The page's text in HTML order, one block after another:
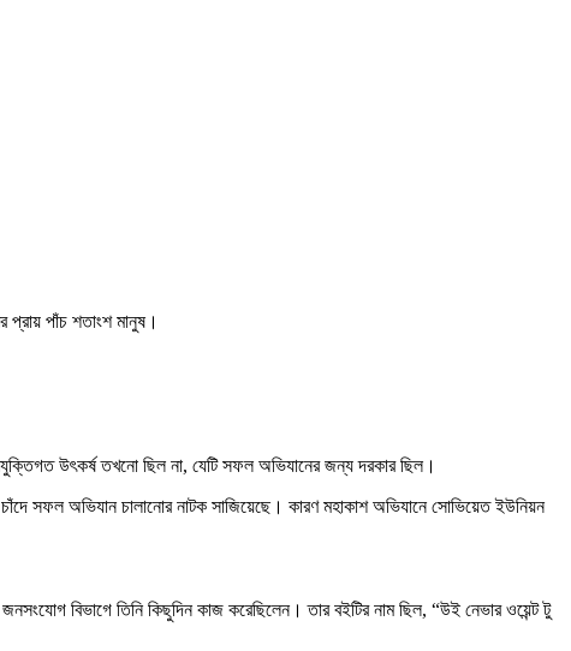
প্রায় পাঁচ শতাংশ মানুষ।
উৎকর্ষ তখনো ছিল না, যেটি সফল অভিযানের জন্য দরকার ছিল।
সফল অভিযান চালানোর নাটক সাজিয়েছে। কারণ মহাকাশ অভিযানে সোভিয়েত ইউনিয়ন
বিভাগে তিনি কিছুদিন কাজ করেছিলেন। তার বইটির নাম ছিল, “উই নেভার ওয়েন্ট টু